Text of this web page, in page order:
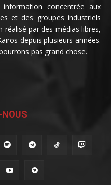
information concentrée aux
et des groupes industriels
réalisé par des médias libres,
depuis plusieurs années.
pas grand chose.